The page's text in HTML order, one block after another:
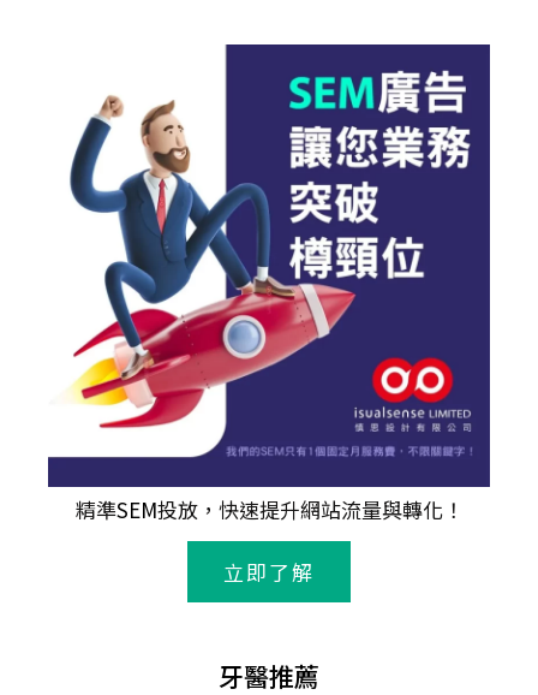
精準SEM投放，快速提升網站流量與轉化！
立即了解
牙醫推薦